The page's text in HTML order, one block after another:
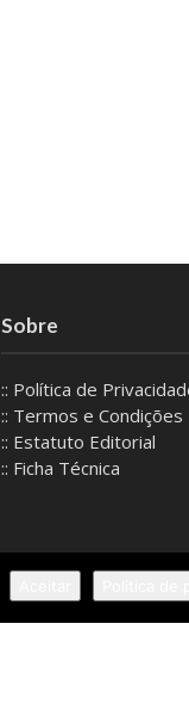
Sobre
:: Política de
:: Termos e Condições
:: Estatuto Editorial
:: Ficha Técnica